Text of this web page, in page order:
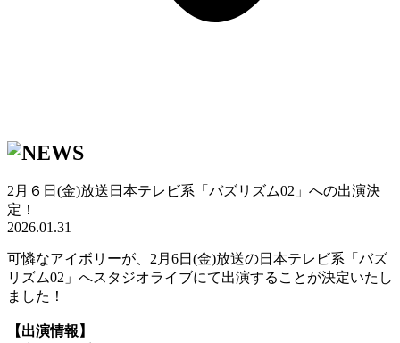
2月６日(金)放送日本テレビ系「バズリズム02」への出演決
定！
2026.01.31
可憐なアイボリーが、2月6日(金)放送の日本テレビ系「バズ
リズム02」へスタジオライブにて出演することが決定いたし
ました！
【出演情報】